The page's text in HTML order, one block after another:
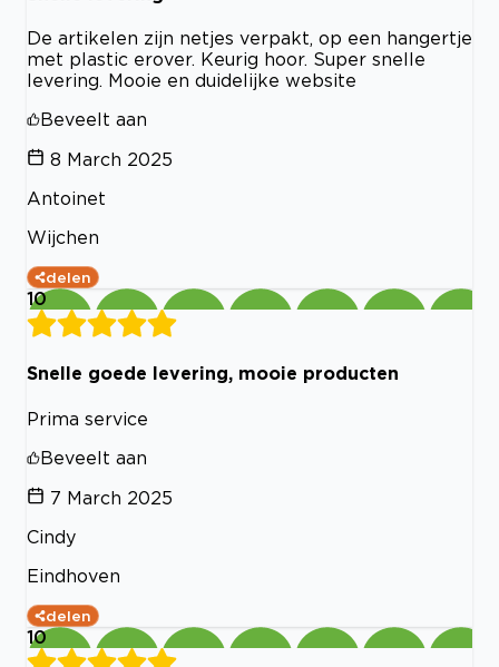
De artikelen zijn netjes verpakt, op een hangertje
met plastic erover. Keurig hoor. Super snelle
levering. Mooie en duidelijke website
Beveelt aan
8 March 2025
Antoinet
Wijchen
delen
10
Snelle goede levering, mooie producten
Prima service
Beveelt aan
7 March 2025
Cindy
Eindhoven
delen
10